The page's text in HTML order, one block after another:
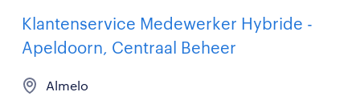
Klantenservice Medewerker Hybride -
Apeldoorn, Centraal Beheer
Almelo